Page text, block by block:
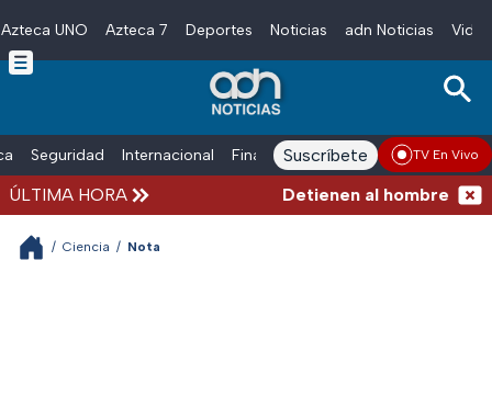
Skip to main content
Azteca UNO Azteca 7 Deportes Noticias adn Noticias
Seguridad Internacional Finanzas adn Noticias Radio
Suscríbete TV En Vivo
ÚLTIMA HORA Detienen al hombre que
/ Ciencia / Nota